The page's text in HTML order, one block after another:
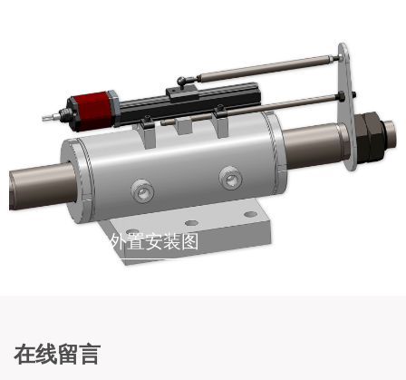
液压油缸外置安装图
在线留言